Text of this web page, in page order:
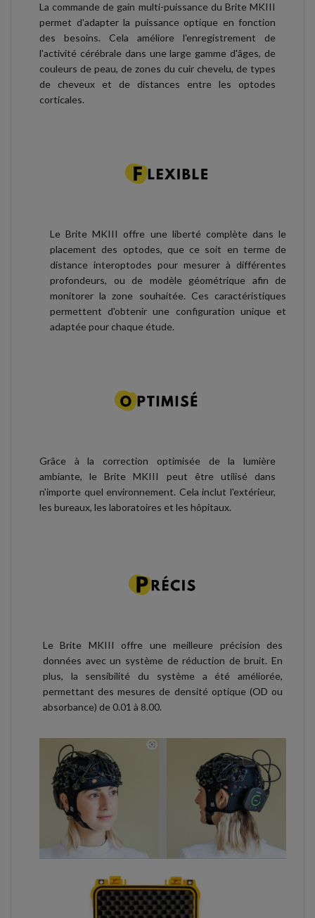
La commande de gain multi-puissance du Brite MKIII
permet d'adapter la puissance optique en fonction
des besoins. Cela améliore l'enregistrement de
l'activité cérébrale dans une large gamme d'âges, de
couleurs de peau, de zones du cuir chevelu, de types
de cheveux et de distances entre les optodes
corticales.
Le Brite MKIII offre une liberté complète dans le
placement des optodes, que ce soit en terme de
distance interoptodes pour mesurer à différentes
profondeurs, ou de modèle géométrique afin de
monitorer la zone souhaitée. Ces caractéristiques
permettent d'obtenir une configuration unique et
adaptée pour chaque étude.
Grâce à la correction optimisée de la lumière
ambiante, le Brite MKIII peut être utilisé dans
n'importe quel environnement. Cela inclut l'extérieur,
les bureaux, les laboratoires et les hôpitaux.
Le Brite MKIII offre une meilleure précision des
données avec un système de réduction de bruit. En
plus, la sensibilité du système a été améliorée,
permettant des mesures de densité optique (OD ou
absorbance) de 0.01 à 8.00.